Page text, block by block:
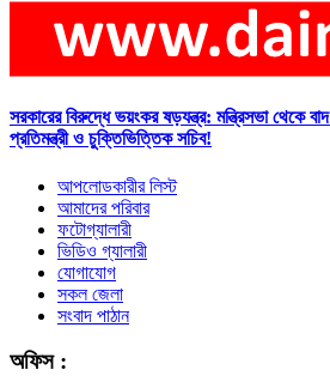
সরকারের বিরুদ্ধে ভয়ংকর ষড়যন্ত্র: মন্ত্রিসভা থেকে
প্রতিমন্ত্রী ও চুক্তিভিত্তিক সচিব!
আপলোডকারীর লিস্ট
আমাদের পরিবার
ফটোগ্যালারী
ভিডিও গ্যালারী
যোগাযোগ
সকল জেলা
সংবাদ পাঠান
অফিস :